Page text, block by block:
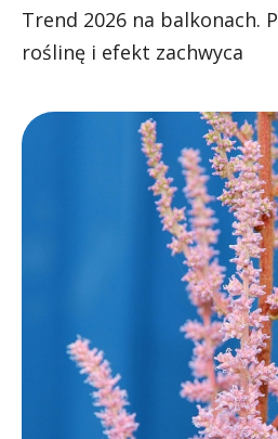
Trend 2026 na balkonach.
roślinę i efekt zachwyca